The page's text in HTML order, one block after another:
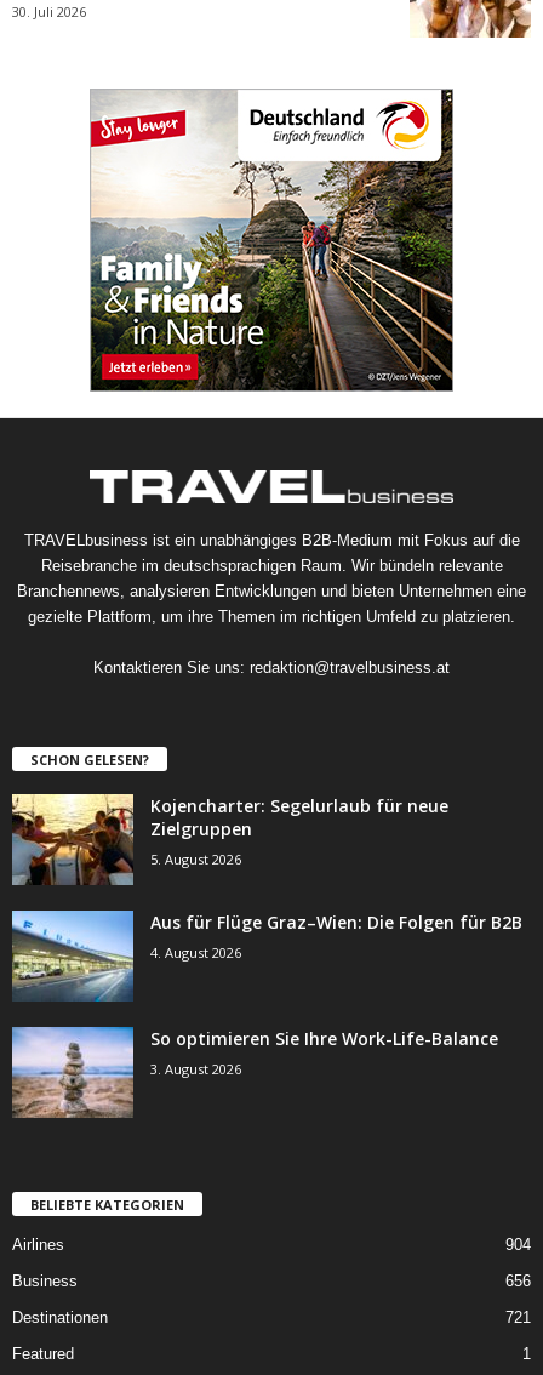
30. Juli 2026
TRAVELbusiness ist ein unabhängiges B2B-Medium mit Fokus auf die
Reisebranche im deutschsprachigen Raum. Wir bündeln relevante
Branchennews, analysieren Entwicklungen und bieten Unternehmen eine
gezielte Plattform, um ihre Themen im richtigen Umfeld zu platzieren.
Kontaktieren Sie uns: redaktion@travelbusiness.at
SCHON GELESEN?
Kojencharter: Segelurlaub für neue
Zielgruppen
5. August 2026
Aus für Flüge Graz–Wien: Die Folgen für B2B
4. August 2026
So optimieren Sie Ihre Work-Life-Balance
3. August 2026
BELIEBTE KATEGORIEN
Airlines
904
Business
656
Destinationen
721
Featured
1